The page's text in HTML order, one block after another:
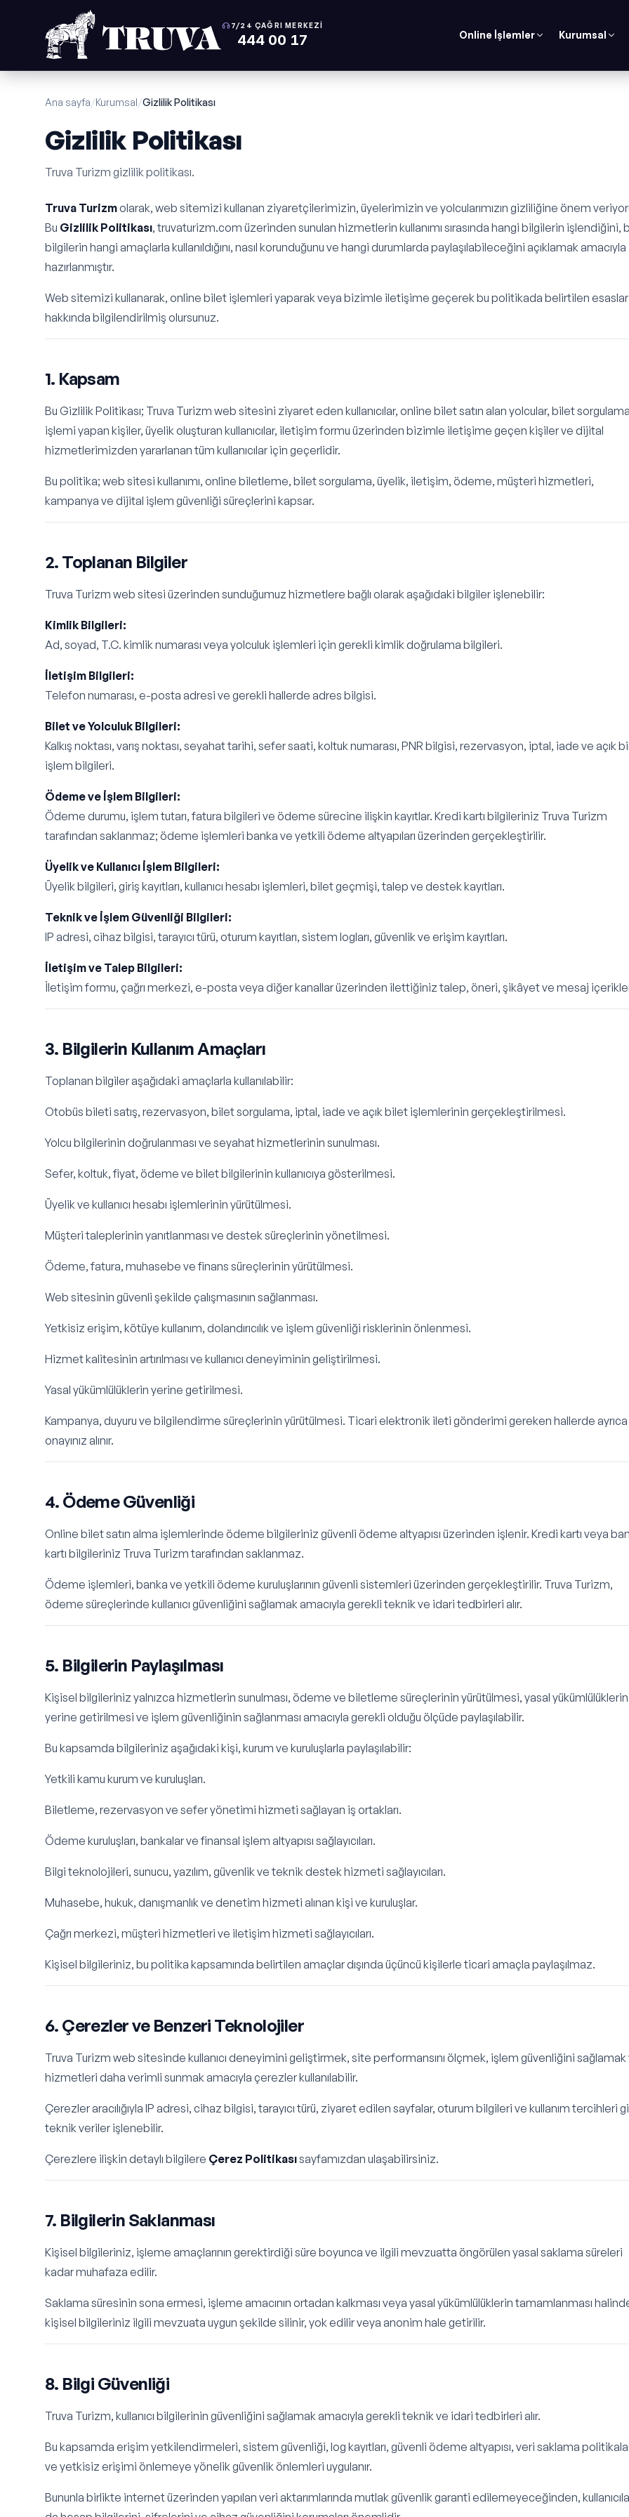
7/24 ÇAĞRI MERKEZI
444 00 17 Online İşlemler Kurumsal
Ana sayfa/Kurumsal/Gizlilik Politikası
Gizlilik Politikası
Truva Turizm gizlilik politikası.
Truva Turizmolarak, web sitemizi kullanan ziyaretçilerimizin, üyelerimizin ve yolcularımızın gizliliğine önem
Bu Gizlilik Politikası, truvaturizm.com üzerinden sunulan hizmetlerin kullanımı sırasında hangi bilgilerin işlendiğini,
bilgilerin hangi amaçlarla kullanıldığını, nasıl korunduğunu ve hangi durumlarda paylaşılabileceğini açıklamak amacıyla
hazırlanmıştır.
Web sitemizi kullanarak, online bilet işlemleri yaparak veya bizimle iletişime geçerek bu politikada belirtilen esaslar
hakkında bilgilendirilmiş olursunuz.
1. Kapsam
Bu Gizlilik Politikası; Truva Turizm web sitesini ziyaret eden kullanıcılar, online bilet satın alan yolcular, bilet
işlemi yapan kişiler, üyelik oluşturan kullanıcılar, iletişim formu üzerinden bizimle iletişime geçen kişiler ve dijital
hizmetlerimizden yararlanan tüm kullanıcılar için geçerlidir.
Bu politika; web sitesi kullanımı, online biletleme, bilet sorgulama, üyelik, iletişim, ödeme, müşteri hizmetleri,
kampanya ve dijital işlem güvenliği süreçlerini kapsar.
2. Toplanan Bilgiler
Truva Turizm web sitesi üzerinden sunduğumuz hizmetlere bağlı olarak aşağıdaki bilgiler işlenebilir:
Kimlik Bilgileri:
Ad, soyad, T.C. kimlik numarası veya yolculuk işlemleri için gerekli kimlik doğrulama bilgileri.
İletişim Bilgileri:
Telefon numarası, e-posta adresi ve gerekli hallerde adres bilgisi.
Bilet ve Yolculuk Bilgileri:
Kalkış noktası, varış noktası, seyahat tarihi, sefer saati, koltuk numarası, PNR bilgisi, rezervasyon, iptal, iade ve açık
işlem bilgileri.
Ödeme ve İşlem Bilgileri:
Ödeme durumu, işlem tutarı, fatura bilgileri ve ödeme sürecine ilişkin kayıtlar. Kredi kartı bilgileriniz Truva Turizm
tarafından saklanmaz; ödeme işlemleri banka ve yetkili ödeme altyapıları üzerinden gerçekleştirilir.
Üyelik ve Kullanıcı İşlem Bilgileri:
Üyelik bilgileri, giriş kayıtları, kullanıcı hesabı işlemleri, bilet geçmişi, talep ve destek kayıtları.
Teknik ve İşlem Güvenliği Bilgileri:
IP adresi, cihaz bilgisi, tarayıcı türü, oturum kayıtları, sistem logları, güvenlik ve erişim kayıtları.
İletişim ve Talep Bilgileri:
İletişim formu, çağrı merkezi, e-posta veya diğer kanallar üzerinden ilettiğiniz talep, öneri, şikâyet ve mesaj
3. Bilgilerin Kullanım Amaçları
Toplanan bilgiler aşağıdaki amaçlarla kullanılabilir:
Otobüs bileti satış, rezervasyon, bilet sorgulama, iptal, iade ve açık bilet işlemlerinin gerçekleştirilmesi.
Yolcu bilgilerinin doğrulanması ve seyahat hizmetlerinin sunulması.
Sefer, koltuk, fiyat, ödeme ve bilet bilgilerinin kullanıcıya gösterilmesi.
Üyelik ve kullanıcı hesabı işlemlerinin yürütülmesi.
Müşteri taleplerinin yanıtlanması ve destek süreçlerinin yönetilmesi.
Ödeme, fatura, muhasebe ve finans süreçlerinin yürütülmesi.
Web sitesinin güvenli şekilde çalışmasının sağlanması.
Yetkisiz erişim, kötüye kullanım, dolandırıcılık ve işlem güvenliği risklerinin önlenmesi.
Hizmet kalitesinin artırılması ve kullanıcı deneyiminin geliştirilmesi.
Yasal yükümlülüklerin yerine getirilmesi.
Kampanya, duyuru ve bilgilendirme süreçlerinin yürütülmesi. Ticari elektronik ileti gönderimi gereken hallerde ayrıca
onayınız alınır.
4. Ödeme Güvenliği
Online bilet satın alma işlemlerinde ödeme bilgileriniz güvenli ödeme altyapısı üzerinden işlenir. Kredi kartı veya
kartı bilgileriniz Truva Turizm tarafından saklanmaz.
Ödeme işlemleri, banka ve yetkili ödeme kuruluşlarının güvenli sistemleri üzerinden gerçekleştirilir. Truva Turizm,
ödeme süreçlerinde kullanıcı güvenliğini sağlamak amacıyla gerekli teknik ve idari tedbirleri alır.
5. Bilgilerin Paylaşılması
Kişisel bilgileriniz yalnızca hizmetlerin sunulması, ödeme ve biletleme süreçlerinin yürütülmesi, yasal yükümlülüklerin
yerine getirilmesi ve işlem güvenliğinin sağlanması amacıyla gerekli olduğu ölçüde paylaşılabilir.
Bu kapsamda bilgileriniz aşağıdaki kişi, kurum ve kuruluşlarla paylaşılabilir:
Yetkili kamu kurum ve kuruluşları.
Biletleme, rezervasyon ve sefer yönetimi hizmeti sağlayan iş ortakları.
Ödeme kuruluşları, bankalar ve finansal işlem altyapısı sağlayıcıları.
Bilgi teknolojileri, sunucu, yazılım, güvenlik ve teknik destek hizmeti sağlayıcıları.
Muhasebe, hukuk, danışmanlık ve denetim hizmeti alınan kişi ve kuruluşlar.
Çağrı merkezi, müşteri hizmetleri ve iletişim hizmeti sağlayıcıları.
Kişisel bilgileriniz, bu politika kapsamında belirtilen amaçlar dışında üçüncü kişilerle ticari amaçla paylaşılmaz.
6. Çerezler ve Benzeri Teknolojiler
Truva Turizm web sitesinde kullanıcı deneyimini geliştirmek, site performansını ölçmek, işlem güvenliğini sağlamak
hizmetleri daha verimli sunmak amacıyla çerezler kullanılabilir.
Çerezler aracılığıyla IP adresi, cihaz bilgisi, tarayıcı türü, ziyaret edilen sayfalar, oturum bilgileri ve kullanım tercihleri
teknik veriler işlenebilir.
Çerezlere ilişkin detaylı bilgilere Çerez Politikasısayfamızdan ulaşabilirsiniz.
7. Bilgilerin Saklanması
Kişisel bilgileriniz, işleme amaçlarının gerektirdiği süre boyunca ve ilgili mevzuatta öngörülen yasal saklama süreleri
kadar muhafaza edilir.
Saklama süresinin sona ermesi, işleme amacının ortadan kalkması veya yasal yükümlülüklerin tamamlanması
kişisel bilgileriniz ilgili mevzuata uygun şekilde silinir, yok edilir veya anonim hale getirilir.
8. Bilgi Güvenliği
Truva Turizm, kullanıcı bilgilerinin güvenliğini sağlamak amacıyla gerekli teknik ve idari tedbirleri alır.
Bu kapsamda erişim yetkilendirmeleri, sistem güvenliği, log kayıtları, güvenli ödeme altyapısı, veri saklama
ve yetkisiz erişimi önlemeye yönelik güvenlik önlemleri uygulanır.
Bununla birlikte internet üzerinden yapılan veri aktarımlarında mutlak güvenlik garanti edilemeyeceğinden,